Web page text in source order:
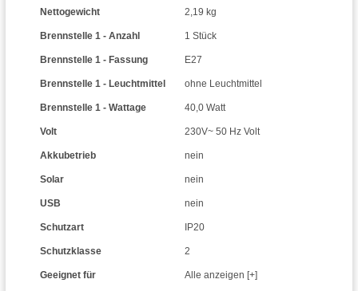
Nettogewicht 2,19 kg
Brennstelle 1 - Anzahl 1 Stück
Brennstelle 1 - Fassung E27
Brennstelle 1 - Leuchtmittel ohne Leuchtmittel
Brennstelle 1 - Wattage 40,0 Watt
Volt 230V~ 50 Hz Volt
Akkubetrieb nein
Solar nein
USB nein
Schutzart IP20
Schutzklasse 2
Geeignet für Alle anzeigen [+]